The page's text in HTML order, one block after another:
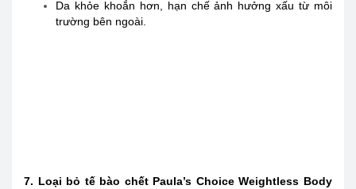
Da khỏe khoắn hơn, hạn chế ảnh hưởng xấu từ môi
trường bên ngoài.
7. Loại bỏ tế bào chết Paula’s Choice Weightless Body